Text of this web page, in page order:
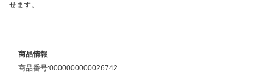
せます。
商品情報
商品番号:0000000000026742